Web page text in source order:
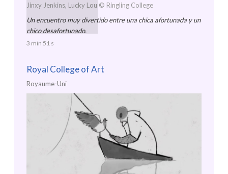
Jinxy Jenkins, Lucky Lou © Ringling College
Un encuentro muy divertido entre una chica afortunada y un
chico desafortunado.
3 min 51 s
Royal College of Art
Royaume-Uni